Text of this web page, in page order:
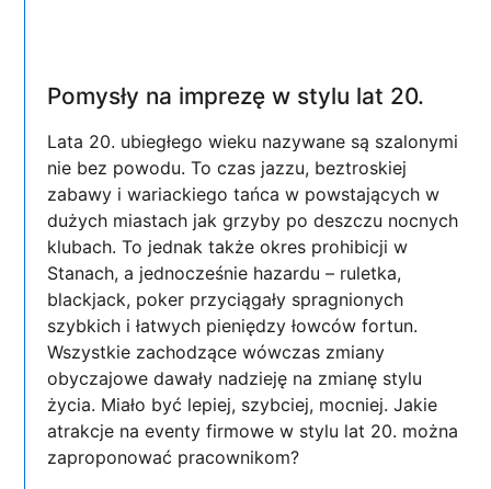
Pomysły na imprezę w stylu lat 20.
Lata 20. ubiegłego wieku nazywane są szalonymi
nie bez powodu. To czas jazzu, beztroskiej
zabawy i wariackiego tańca w powstających w
dużych miastach jak grzyby po deszczu nocnych
klubach. To jednak także okres prohibicji w
Stanach, a jednocześnie hazardu – ruletka,
blackjack, poker przyciągały spragnionych
szybkich i łatwych pieniędzy łowców fortun.
Wszystkie zachodzące wówczas zmiany
obyczajowe dawały nadzieję na zmianę stylu
życia. Miało być lepiej, szybciej, mocniej. Jakie
atrakcje na eventy firmowe w stylu lat 20. można
zaproponować pracownikom?